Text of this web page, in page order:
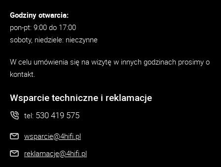
Godziny otwarcia:
pon-pt: 9:00 do 17:00
soboty, niedziele: nieczynne
W celu umówienia się na wizytę w innych godzinach prosimy o
kontakt.
Wsparcie techniczne i reklamacje
tel: 530 419 575
wsparcie@4hifi.pl
reklamacje@4hifi.pl